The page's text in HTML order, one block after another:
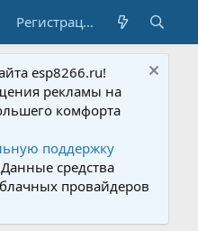
Регистрация
esp8266.ru!
рекламы на
комфорта
поддержку
средства
провайдеров